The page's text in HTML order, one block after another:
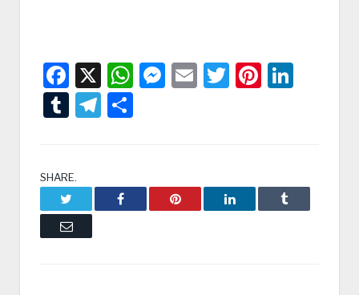
Facebook
X WhatsApp
Messenger
EmailTwitter
TumblrTelegram
SHARE.
Facebook Pinterest LinkedIn Tumblr
Email